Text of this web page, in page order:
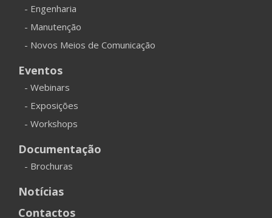
- Engenharia
- Manutenção
- Novos Meios de Comunicação
Eventos
- Webinars
- Exposições
- Workshops
Documentação
- Brochuras
Notícias
Contactos